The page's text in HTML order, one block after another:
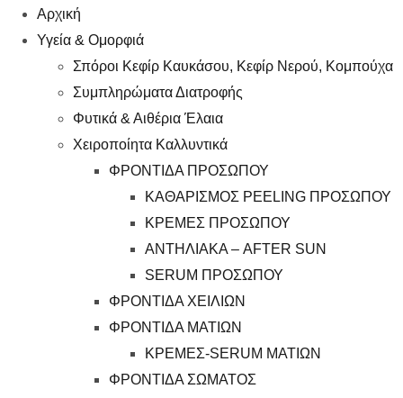
Αρχική
Υγεία & Ομορφιά
Σπόροι Κεφίρ Καυκάσου, Κεφίρ Νερού, Κομπούχα
Συμπληρώματα Διατροφής
Φυτικά & Αιθέρια Έλαια
Χειροποίητα Καλλυντικά
ΦΡΟΝΤΙΔΑ ΠΡΟΣΩΠΟΥ
ΚΑΘΑΡΙΣΜΟΣ PEELING ΠΡΟΣΩΠΟΥ
ΚΡΕΜΕΣ ΠΡΟΣΩΠΟΥ
ΑΝΤΗΛΙΑΚΑ – AFTER SUN
SERUM ΠΡΟΣΩΠΟΥ
ΦΡΟΝΤΙΔΑ ΧΕΙΛΙΩΝ
ΦΡΟΝΤΙΔΑ ΜΑΤΙΩΝ
ΚΡΕΜΕΣ-SERUM ΜΑΤΙΩΝ
ΦΡΟΝΤΙΔΑ ΣΩΜΑΤΟΣ